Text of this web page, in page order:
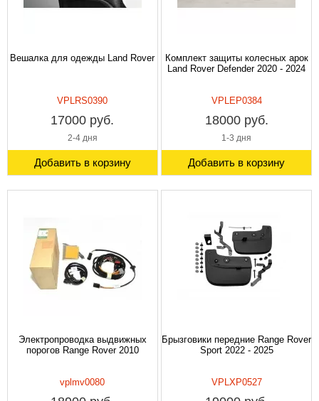
Вешалка для одежды Land Rover
VPLRS0390
17000 руб.
2-4 дня
Добавить в корзину
Комплект защиты колесных арок
Land Rover Defender 2020 - 2024
VPLEP0384
18000 руб.
1-3 дня
Добавить в корзину
Электропроводка выдвижных
порогов Range Rover 2010
vplmv0080
Брызговики передние Range Rover
Sport 2022 - 2025
VPLXP0527